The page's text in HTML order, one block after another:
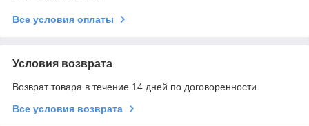
Все условия оплаты
Условия возврата
Возврат товара в течение 14 дней по договоренности
Все условия возврата